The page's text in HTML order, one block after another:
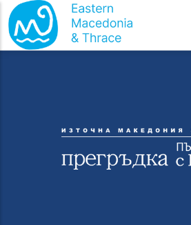
Премини към основното съдържание